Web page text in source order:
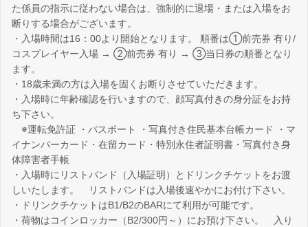
た係員の指示に従わない場合は、強制的に退場・または入場をお
断りする場合がございます。
・入場時間は16：00より開始となります。 順番は①前売券 有り/
コスプレイヤー入場 → ②前売券 有り → ③当日券の順番となり
ます。
・18歳未満の方は入場を固くお断りさせていただきます。
・入場時に年齢確認を行いますので、顔写真付きの身分証をお持
ち下さい。
※運転免許証 ・パスポート ・写真付き住民基本台帳カード ・マ
イナンバーカード・在留カード・特別永住者証明書・写真付き身
体障害者手帳
・入場時にリストバンド（入場証明）とドリンクチケットをお渡
しいたします。 リストバンドは入場後速やかにお付け下さい。
・ドリンクチケットはB1/B2のBARにて利用が可能です。
・荷物はコインロッカー（B2/300円～）にお預け下さい。 入り